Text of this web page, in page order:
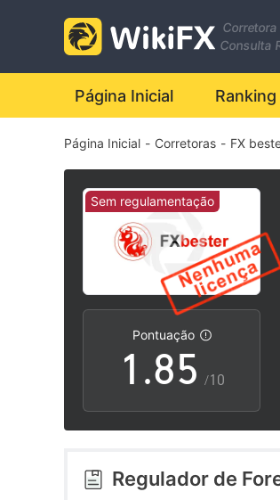
Consulta
Página Inicial Ranking
Página Inicial - Corretoras - FX
Sem regulamentação
Pontuação
0
1
2
3
.
2
3
4
5
6
7
8
9
0
1
2
3
4
5
6
7
/10
Regulador de